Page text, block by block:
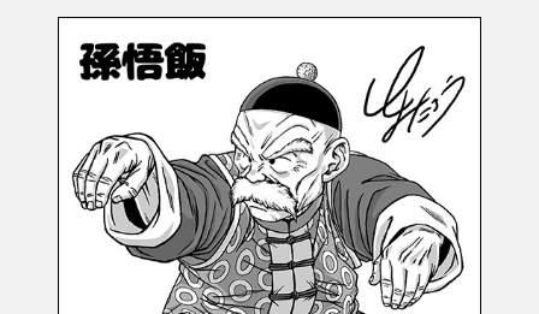
ABOUT
LANGUAGE
EN FR DE ES